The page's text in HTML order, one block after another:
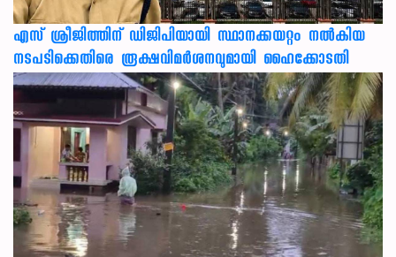
എസ് ശ്രീജിത്തിന് ഡിജിപിയായി സ്ഥാനക്കയറ്റം നൽകിയ
നടപടിക്കെതിരെ രൂക്ഷവിമർശനവുമായി ഹൈക്കോടതി